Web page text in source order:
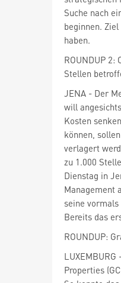
Suche nach
beginnen.
haben.
ROUNDUP
Stellen
JENA - Der
will
Kosten
können,
verlagert
zu 1.000
Dienstag in
Management
seine
Bereits das
ROUNDUP:
Properties